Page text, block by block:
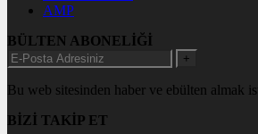
AMP
BÜLTEN ABONELİĞİ
+
Bu web sitesinden haber ve ebülten almak
BİZİ TAKİP ET